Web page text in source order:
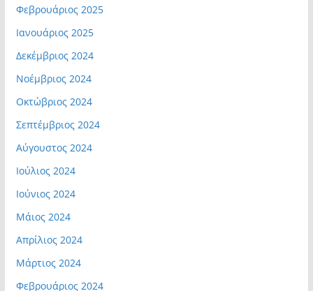
Φεβρουάριος 2025
Ιανουάριος 2025
Δεκέμβριος 2024
Νοέμβριος 2024
Οκτώβριος 2024
Σεπτέμβριος 2024
Αύγουστος 2024
Ιούλιος 2024
Ιούνιος 2024
Μάιος 2024
Απρίλιος 2024
Μάρτιος 2024
Φεβρουάριος 2024